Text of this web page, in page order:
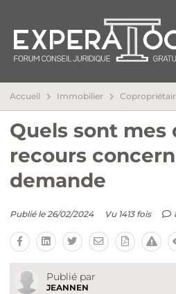
Accueil Immobilier
Quels sont mes
recours
demande
Publié le 26/02/2024 Vu 1413 fois
Publié par
JEANNEN